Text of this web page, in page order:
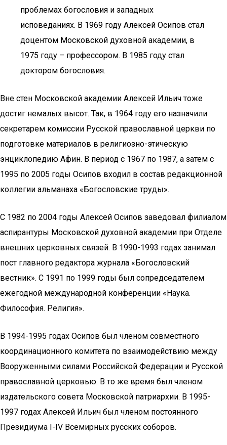
проблемах богословия и западных
исповеданиях. В 1969 году Алексей Осипов стал
доцентом Московской духовной академии, в
1975 году – профессором. В 1985 году стал
доктором богословия.
Вне стен Московской академии Алексей Ильич тоже
достиг немалых высот. Так, в 1964 году его назначили
секретарем комиссии Русской православной церкви по
подготовке материалов в религиозно-этическую
энциклопедию Афин. В период с 1967 по 1987, а затем с
1995 по 2005 годы Осипов входил в состав редакционной
коллегии альманаха «Богословские труды».
С 1982 по 2004 годы Алексей Осипов заведовал филиалом
аспирантуры Московской духовной академии при Отделе
внешних церковных связей. В 1990-1993 годах занимал
пост главного редактора журнала «Богословский
вестник». С 1991 по 1999 годы был сопредседателем
ежегодной международной конференции «Наука.
Философия. Религия».
В 1994-1995 годах Осипов был членом совместного
координационного комитета по взаимодействию между
Вооруженными силами Российской Федерации и Русской
православной церковью. В то же время был членом
издательского совета Московской патриархии. В 1995-
1997 годах Алексей Ильич был членом постоянного
Президиума I-IV Всемирных русских соборов.